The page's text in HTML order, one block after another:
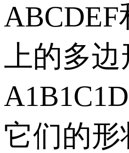
ABCDEF
上的多边
它们的形